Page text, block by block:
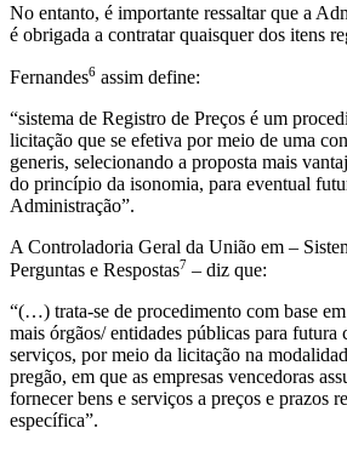
No entanto, é importante ressaltar que a
é obrigada a contratar quaisquer dos itens
Fernandes6 assim define:
“sistema de Registro de Preços é um
licitação que se efetiva por meio de uma
generis, selecionando a proposta mais
do princípio da isonomia, para eventual
Administração”.
A Controladoria Geral da União em –
Perguntas e Respostas7 – diz que:
“(…) trata-se de procedimento com base
mais órgãos/ entidades públicas para futura
serviços, por meio da licitação na
pregão, em que as empresas vencedoras
fornecer bens e serviços a preços e prazos
específica”.